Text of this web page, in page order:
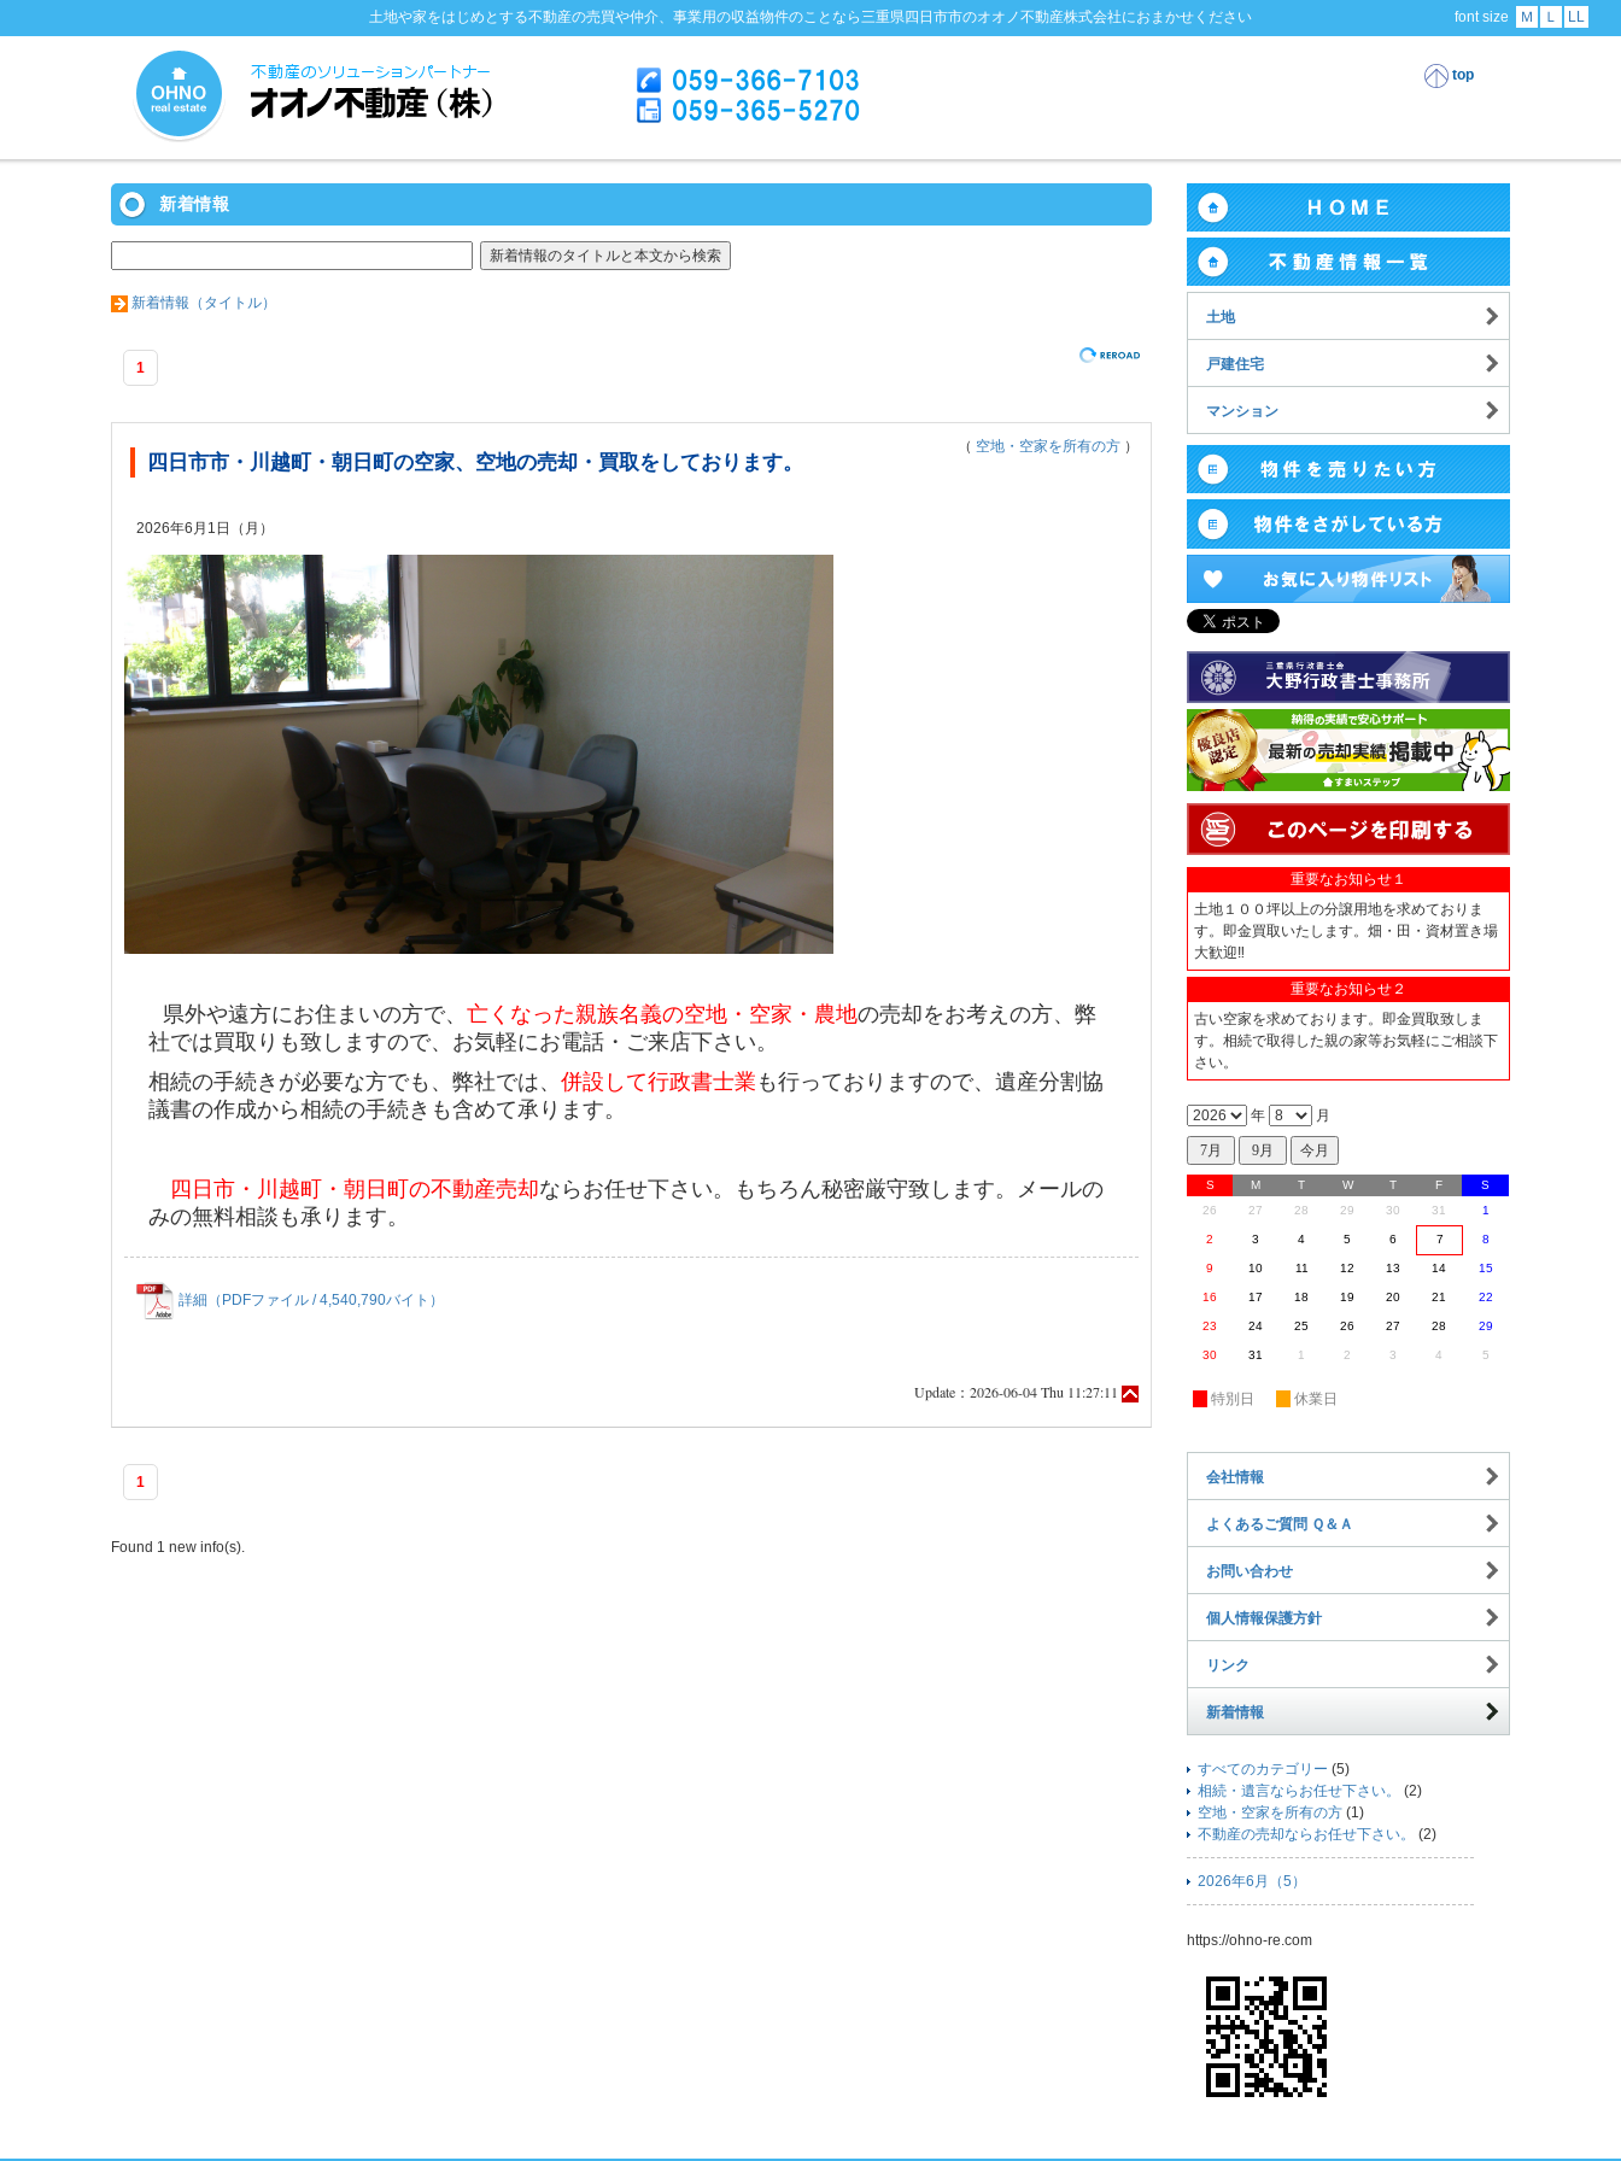
土地や家をはじめとする不動産の売買や仲介、事業用の収益物件のことなら三重県四日市市のオオノ不動産株式会社におまかせください
top
font size Ｍ Ｌ LL
新着情報
新着情報（タイトル）
1
四日市市・川越町・朝日町の空家、空地の売却・買取をしております。
（ 空地・空家を所有の方）
2026年6月1日（月）
県外や遠方にお住まいの方で、 亡くなった親族名義の空地・空家・農地の売却をお考えの方、弊
社では買取りも致しますので、お気軽にお電話・ご来店下さい。
相続の手続きが必要な方でも、弊社では、 併設して行政書士業 も行っておりますので、遺産分割協
議書の作成から相続の手続きも含めて承ります。
四日市・川越町・朝日町の不動産売却ならお任せ下さい。もちろん秘密厳守致します。メールの
みの無料相談も承ります。
詳細（PDFファイル / 4,540,790バイト）
Update：2026-06-04 Thu 11:27:11
1
Found 1 new info(s).
土地
戸建住宅
マンション
重要なお知らせ１
土地１００坪以上の分譲用地を求めておりま
す。即金買取いたします。畑・田・資材置き場
大歓迎‼
重要なお知らせ２
古い空家を求めております。即金買取致しま
す。相続で取得した親の家等お気軽にご相談下
さい。
年 月
S M T W T F
S
26
27 28 29 30 31 1
2 3 4 5 6 7 8
9 10 11 12 13 14 15
16 17 18 19 20 21 22
23 24 25 26 27 28 29
30 31 1 2 3 4 5
特別日 休業日
会社情報
よくあるご質問 Ｑ＆Ａ
お問い合わせ
個人情報保護方針
リンク
新着情報
すべてのカテゴリー (5)
相続・遺言ならお任せ下さい。
(2)
空地・空家を所有の方 (1)
不動産の売却ならお任せ下さい。
(2)
2026年6月（5）
https://ohno-re.com